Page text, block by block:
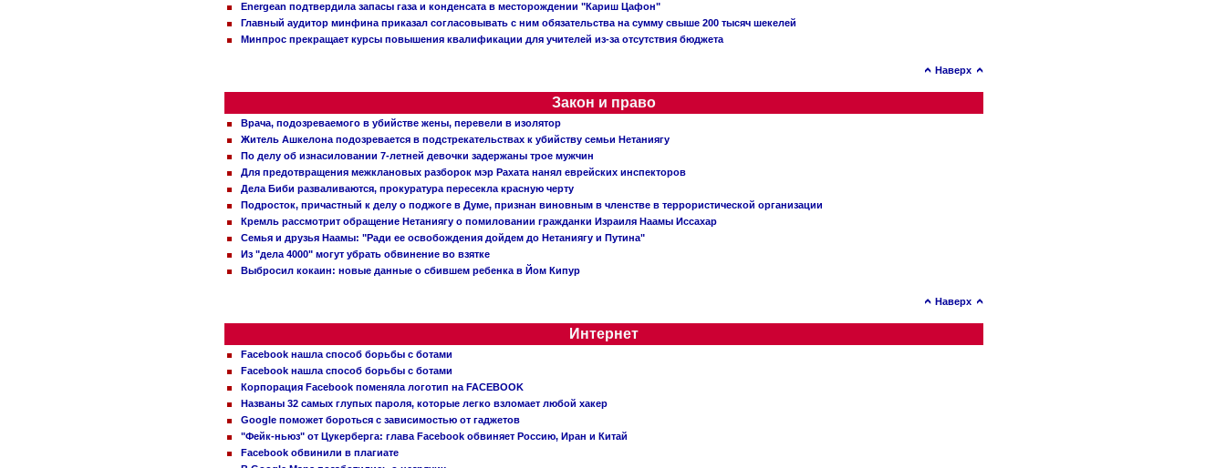
Energean подтвердила запасы газа и конденсата в месторождении "Кариш Цафон"
Главный аудитор минфина приказал согласовывать с ним обязательства на сумму свыше 200 тысяч шекелей
Минпрос прекращает курсы повышения квалификации для учителей из-за отсутствия бюджета
Наверх
Закон и право
Врача, подозреваемого в убийстве жены, перевели в изолятор
Житель Ашкелона подозревается в подстрекательствах к убийству семьи Нетаниягу
По делу об изнасиловании 7-летней девочки задержаны трое мужчин
Для предотвращения межклановых разборок мэр Рахата нанял еврейских инспекторов
Дела Биби разваливаются, прокуратура пересекла красную черту
Подросток, причастный к делу о поджоге в Думе, признан виновным в членстве в террористической организации
Кремль рассмотрит обращение Нетаниягу о помиловании гражданки Израиля Наамы Иссахар
Семья и друзья Наамы: "Ради ее освобождения дойдем до Нетаниягу и Путина"
Из "дела 4000" могут убрать обвинение во взятке
Выбросил кокаин: новые данные о сбившем ребенка в Йом Кипур
Наверх
Интернет
Facebook нашла способ борьбы с ботами
Facebook нашла способ борьбы с ботами
Корпорация Facebook поменяла логотип на FACEBOOK
Названы 32 самых глупых пароля, которые легко взломает любой хакер
Google поможет бороться с зависимостью от гаджетов
"Фейк-ньюз" от Цукерберга: глава Facebook обвиняет Россию, Иран и Китай
Facebook обвинили в плагиате